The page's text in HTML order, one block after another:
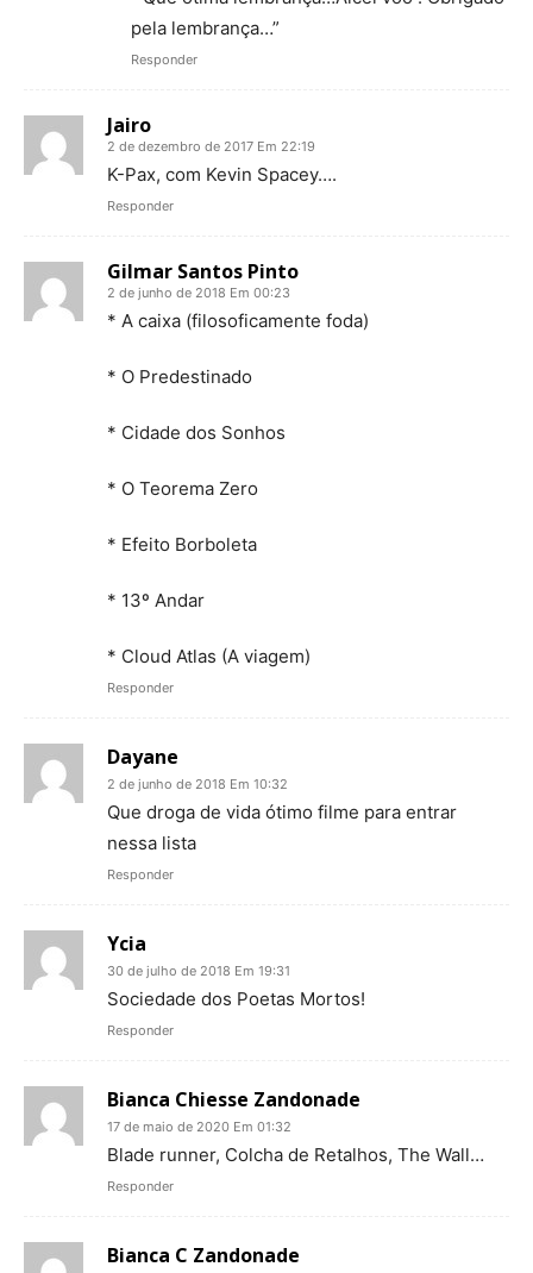
pela lembrança…”
Responder
Jairo
2 de dezembro de 2017 Em 22:19
K-Pax, com Kevin Spacey….
Responder
Gilmar Santos Pinto
2 de junho de 2018 Em 00:23
* A caixa (filosoficamente foda)
* O Predestinado
* Cidade dos Sonhos
* O Teorema Zero
* Efeito Borboleta
* 13º Andar
* Cloud Atlas (A viagem)
Responder
Dayane
2 de junho de 2018 Em 10:32
Que droga de vida ótimo filme para entrar
nessa lista
Responder
Ycia
30 de julho de 2018 Em 19:31
Sociedade dos Poetas Mortos!
Responder
Bianca Chiesse Zandonade
17 de maio de 2020 Em 01:32
Blade runner, Colcha de Retalhos, The Wall…
Responder
Bianca C Zandonade